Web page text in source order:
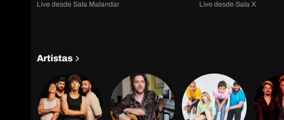
Live desde Sala Malandar
Live desde Sala X
Artistas